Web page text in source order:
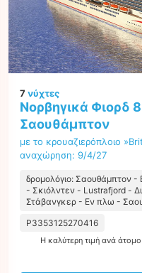
7νύχτες
Νορβηγικά Φιορδ
Σαουθάμπτον
με το κρουαζιερόπλοιο
αναχώρηση: 9/4/27
δρομολόγιο: Σαουθάμπτον
- Σκιόλντεν - Lustrafjord -
Στάβανγκερ - Εν πλω -
P3353125270416
Η καλύτερη τιμή ανά